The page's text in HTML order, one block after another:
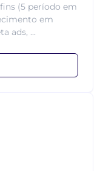
(5 período em
em
ads, ...